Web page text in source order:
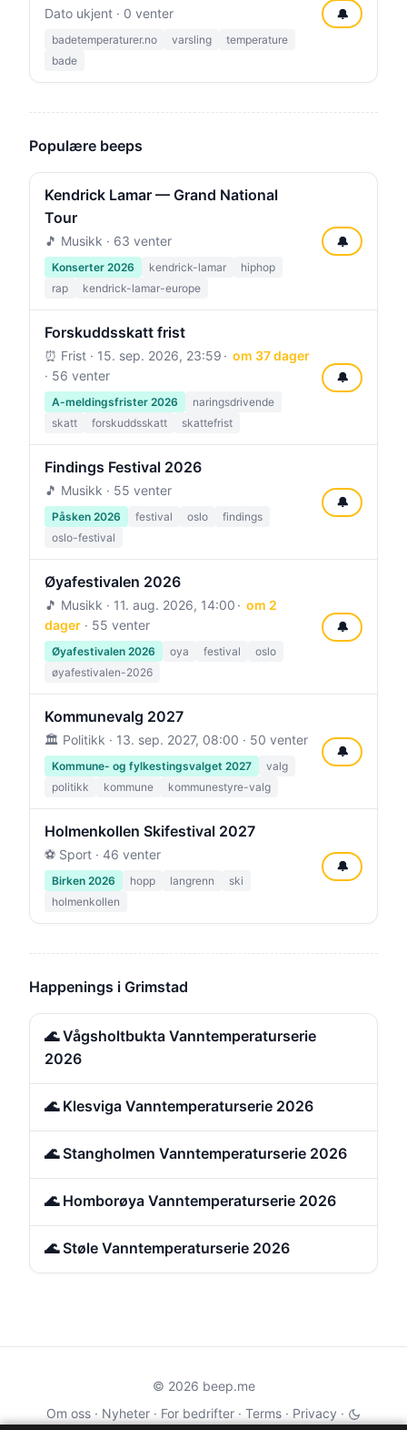
Dato ukjent · 0 venter
badetemperaturer.no varsling
temperature
bade
🔔
Populære beeps
Kendrick Lamar — Grand National
Tour
🎵 Musikk · 63 venter
Konserter 2026 kendrick-lamar
hiphop
rap
kendrick-lamar-europe
🔔
Forskuddsskatt frist
⏰ Frist · 15. sep. 2026, 23:59
om 37 dager
· 56 venter
A-meldingsfrister 2026
naringsdrivende
skatt
forskuddsskatt skattefrist
🔔
Findings Festival 2026
🎵 Musikk · 55 venter
Påsken 2026 festival oslo
findings
oslo-festival
🔔
Øyafestivalen 2026
🎵 Musikk · 11. aug. 2026, 14:00
om 2
dager · 55 venter
Øyafestivalen 2026 oya festival
oslo
øyafestivalen-2026
🔔
Kommunevalg 2027
🏛️ Politikk · 13. sep. 2027, 08:00 · 50 venter
Kommune- og fylkestingsvalget 2027
valg
politikk
kommune kommunestyre-valg
🔔
Holmenkollen Skifestival 2027
⚽ Sport · 46 venter
Birken 2026 hopp langrenn
ski
holmenkollen
🔔
Happenings i Grimstad
🌊 Vågsholtbukta Vanntemperaturserie
2026
🌊 Klesviga Vanntemperaturserie 2026
🌊 Stangholmen Vanntemperaturserie 2026
🌊 Homborøya Vanntemperaturserie 2026
🌊 Støle Vanntemperaturserie 2026
© 2026 beep.me
Om oss · Nyheter · For bedrifter · Terms · Privacy ·